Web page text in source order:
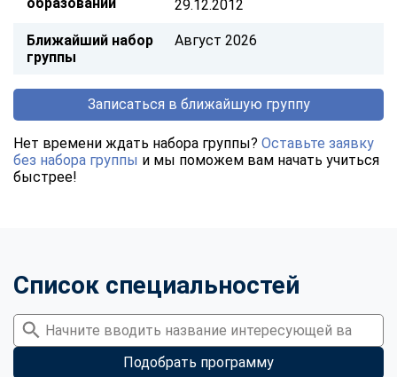
29.12.2012
Ближайший набор
группы
Август 2026
Записаться в ближайшую группу
Нет времени ждать набора группы? Оставьте заявку
без набора группы и мы поможем вам начать учиться
быстрее!
Список специальностей
Подобрать программу